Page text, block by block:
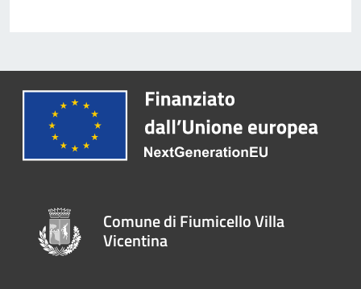
Comune di Fiumicello Villa
Vicentina